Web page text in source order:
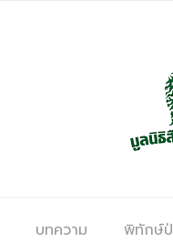
บทความ พิทักษ์